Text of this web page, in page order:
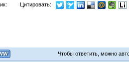
Цитировать:
Чтобы ответить, можно